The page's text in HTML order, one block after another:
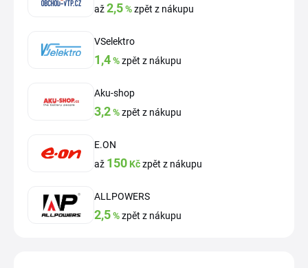
až2,5%zpět z nákupu
VSelektro
1,4%zpět z nákupu
Aku-shop
3,2%zpět z nákupu
E.ON
až 150 Kčzpět z nákupu
ALLPOWERS
2,5%zpět z nákupu